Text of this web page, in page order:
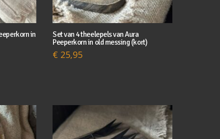
in
Set van 4 theelepels van Aura
Peeperkorn in old messing (kort)
€ 25,95